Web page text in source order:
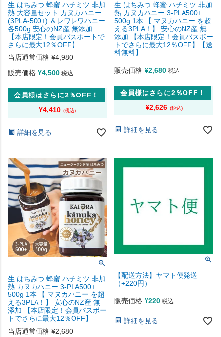
生 はちみつ 蜂蜜 ハチミツ 非加
熱 大容量セット カヌカハニー
(3PLA-500+) ＆レワレワハニー
各500g 安心のNZ産 無添加
【本店限定！会員パスポートで
さらに最大12％OFF】
当店通常価格 ¥4,980
販売価格 ¥4,500 税込
会員様はさらに2％OFF！
¥4,410
詳細を見る
生 はちみつ 蜂蜜 ハチミツ 非加
熱 カヌカハニー 3-PLA500+
500g 1本 【 マヌカハニー を超
える3PLA！】 安心のNZ産 無
添加 【本店限定！会員パスポー
トでさらに最大12％OFF】【送
料無料】
販売価格 ¥2,680 税込
会員様はさらに2％OFF！
¥2,626
詳細を見る
生 はちみつ 蜂蜜 ハチミツ 非加
熱 カヌカハニー 3-PLA500+
500g 1本 【 マヌカハニー を超
える3PLA！】 安心のNZ産 無
添加 【本店限定！会員パスポー
トでさらに最大12％OFF】
当店通常価格 ¥2,680
【配送方法】ヤマト便発送
（+220円）
販売価格 ¥220 税込
詳細を見る